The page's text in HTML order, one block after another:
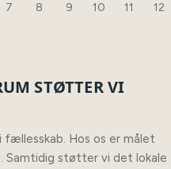
7 8 9 10 11 12
STØTTER VI
fællesskab. Hos os er målet
Samtidig støtter vi det lokale